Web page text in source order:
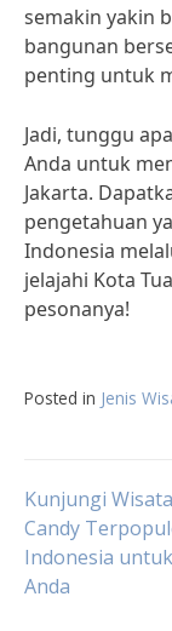
semakin yakin
bangunan
penting untuk
Jadi, tunggu
Anda untuk
Jakarta.
pengetahuan
Indonesia
jelajahi Kota
pesonanya!
Posted in Jenis
Post
Kunjungi
Candy
Indonesia
Anda